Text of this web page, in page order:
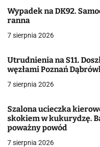
a
c
a
w
i
s
Wypadek na DK92.
ranna
7 sierpnia 2026
Utrudnienia na S11.
węzłami Poznań
7 sierpnia 2026
Szalona ucieczka
skokiem w kukurydzę.
poważny powód
7 sierpnia 2026